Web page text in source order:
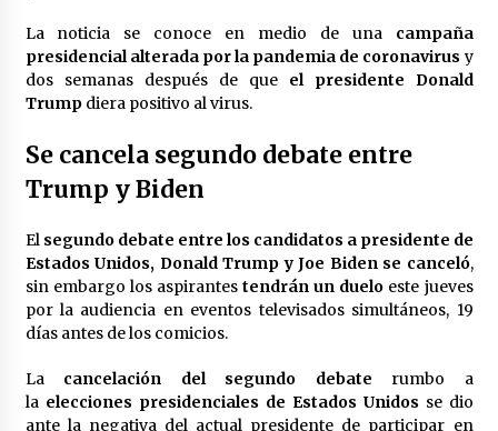
México libraría posible arancel de EE.UU. en
85% de sus exportaciones
2 meses atrás
La noticia se conoce en medio de una campaña
presidencial alterada por la pandemia de coronavirusy
dos semanas después de que el presidente Donald
Trump diera positivo al virus.
Se cancela segundo debate entre
Trump y Biden
El segundo debate entre los candidatos a presidente de
Estados Unidos, Donald Trump y Joe Biden se canceló,
sin embargo los aspirantes tendrán un duelo este jueves
por la audiencia en eventos televisados simultáneos, 19
días antes de los comicios.
La cancelación del segundo debate rumbo a
la elecciones presidenciales de Estados Unidos se dio
ante la negativa del actual presidente de participar en